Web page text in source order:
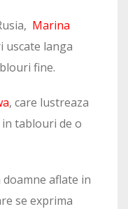
Marina
uscate langa
fine.
, care lustreaza
tablouri de o
doamne aflate in
se exprima